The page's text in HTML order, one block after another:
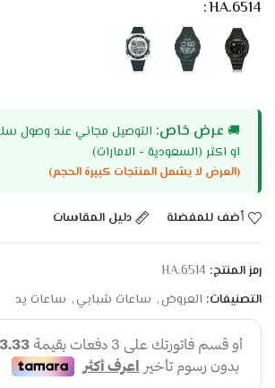
HA.6514
🚚 عرض خاص:
او اكثر (السعودية - الامارات)
(العرض لا يشمل المنتجات كبيرة الحجم)
أضف للمفضلة دليل المقاسات
رمز المنتج: HA.6514
التصنيفات: العروض, ساعات شبابي, ساعات يد